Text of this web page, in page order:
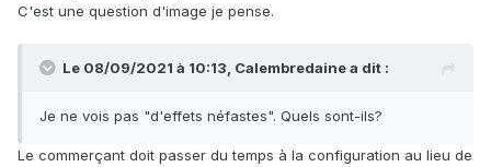
C'est une question d'image je pense.
Le 08/09/2021 à 10:13, Calembredainea dit :
Je ne vois pas "d'effets néfastes". Quels sont-ils?
Le commerçant doit passer du temps à la configuration au lieu de